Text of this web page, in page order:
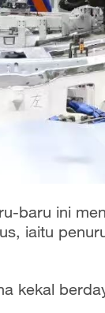
baru ini
iaitu
kekal